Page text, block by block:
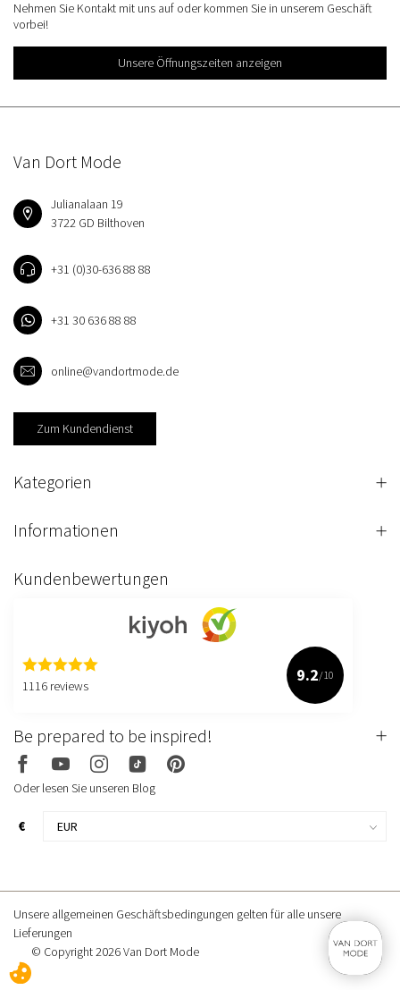
Nehmen Sie Kontakt mit uns auf oder kommen Sie in unserem Geschäft
vorbei!
Unsere Öffnungszeiten anzeigen
Van Dort Mode
Julianalaan 19
3722 GD Bilthoven
+31 (0)30-636 88 88
+31 30 636 88 88
online@vandortmode.de
Zum Kundendienst
Kategorien
Informationen
Kundenbewertungen
1116 reviews
9.2/10
Be prepared to be inspired!
Oder lesen Sie unseren Blog
€
Unsere allgemeinen Geschäftsbedingungen gelten für alle unsere
Lieferungen
© Copyright 2026 Van Dort Mode